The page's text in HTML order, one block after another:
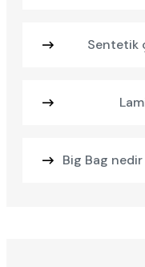
Sentetik
Big Bag